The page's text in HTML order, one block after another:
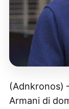
(Adnkronos)
Armani di